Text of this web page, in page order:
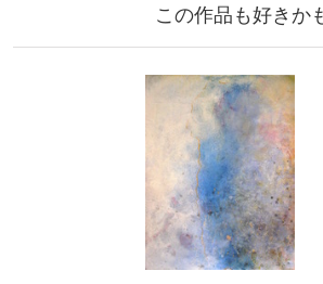
この作品も好きか